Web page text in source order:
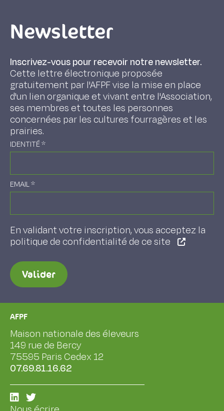
Newsletter
Inscrivez-vous pour recevoir notre newsletter.
Cette lettre électronique proposée
gratuitement par l'AFPF vise la mise en place
d'un lien organique et vivant entre l'Association,
ses membres et toutes les personnes
concernées par les cultures fourragères et les
prairies.
IDENTITÉ*
EMAIL*
En validant votre inscription, vous acceptez la
politique de confidentialité de ce site
Valider
AFPF
Maison nationale des éleveurs
149 rue de Bercy
75595 Paris Cedex 12
07.69.81.16.62